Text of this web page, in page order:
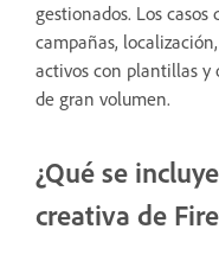
gestionados. Los
campañas,
activos con plantillas y
de gran volumen.
¿Qué se
creativa de